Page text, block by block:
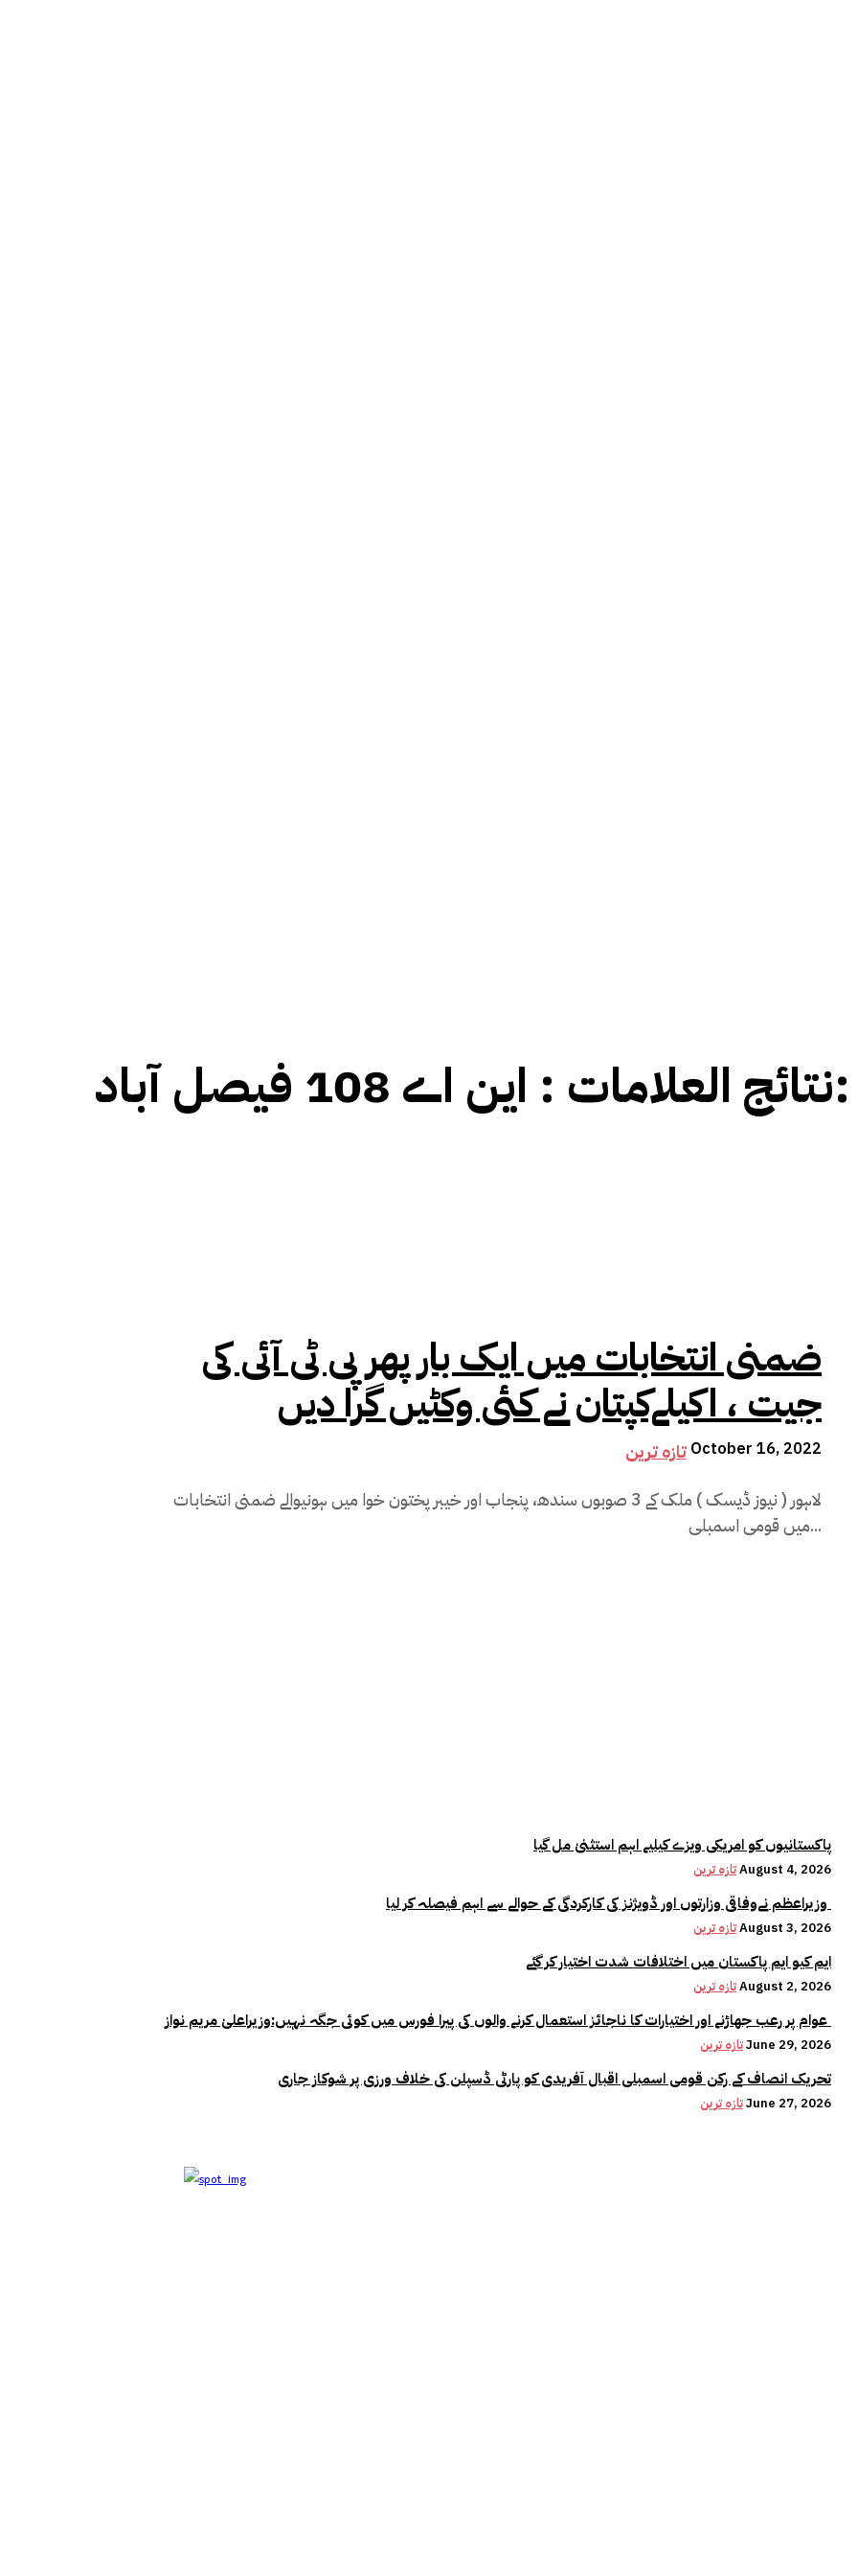
نتائج العلامات :این اے 108 فیصل آباد:
ضمنی انتخابات میں ایک بار پھر پی ٹی آئی کی
جیت ، اکیلےکپتان نے کئی وکٹیں گرا دیں
تازہ ترین October 16, 2022
لاہور ( نیوز ڈیسک ) ملک کے 3 صوبوں سندھ، پنجاب اور خیبر پختون خوا میں ہونیوالے ضمنی انتخابات
میں قومی اسمبلی...
پاکستانیوں کو امریکی ویزے کیلیے اہم استثنیٰ مل گیا
تازہ ترینAugust 4, 2026
تازہ ترینAugust 3, 2026
ایم کیو ایم پاکستان میں اختلافات شدت اختیار کر گئے
تازہ ترینAugust 2, 2026
تازہ ترینJune 29, 2026
تحریک انصاف کے رکن قومی اسمبلی اقبال آفریدی کو پارٹی ڈسپلن کی خلاف ورزی پر شوکاز جاری
تازہ ترینJune 27, 2026